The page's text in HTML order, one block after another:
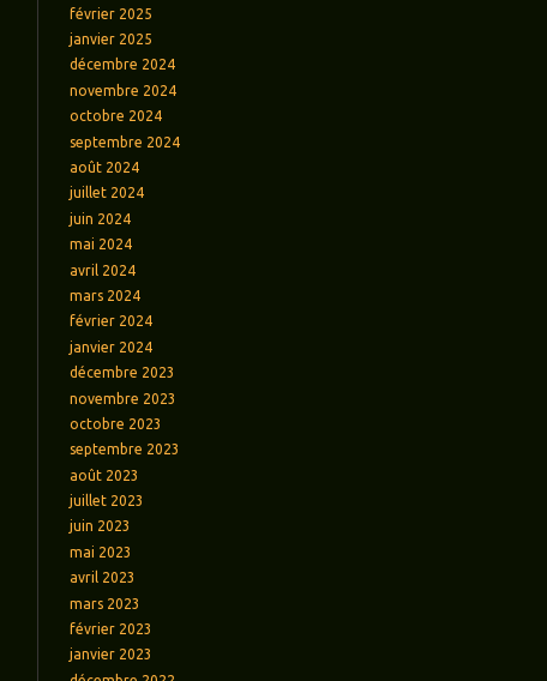
février 2025
janvier 2025
décembre 2024
novembre 2024
octobre 2024
septembre 2024
août 2024
juillet 2024
juin 2024
mai 2024
avril 2024
mars 2024
février 2024
janvier 2024
décembre 2023
novembre 2023
octobre 2023
septembre 2023
août 2023
juillet 2023
juin 2023
mai 2023
avril 2023
mars 2023
février 2023
janvier 2023